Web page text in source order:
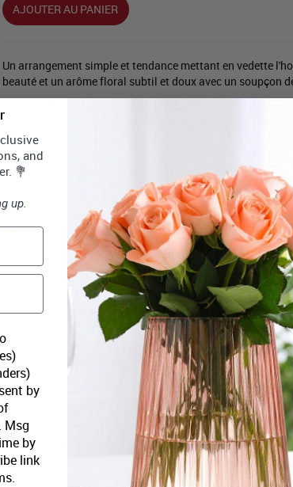
AJOUTER AU PANIER
Un arrangement simple et tendance mettant en vedette
beauté et un arôme floral subtil et doux avec un soupçon
Le bouquet comprend un bouquet de bon goût, sans
couleur mélangée ou solide coupés frais (blanc, bleu et /
Bocal de maçon inclus.
Désolé, pas disponible pour le même jour à tous les
and
💐
up.
by
Msg
by
link
.